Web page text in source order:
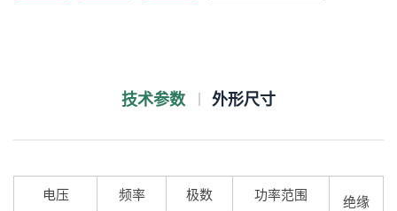
技术参数 外形尺寸
电压 频率 极数 功率范围
绝缘